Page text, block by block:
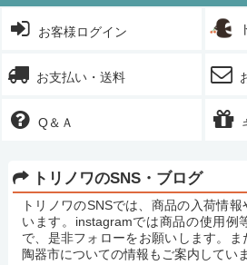
お客様ログイン
お支払い・送料
Q＆Ａ
トリノワのSNS・ブログ
トリノワのSNSでは、商品の入荷情
います。instagramでは商品の使用例
で、是非フォローをお願いします。
陶器市についての情報もご案内していま